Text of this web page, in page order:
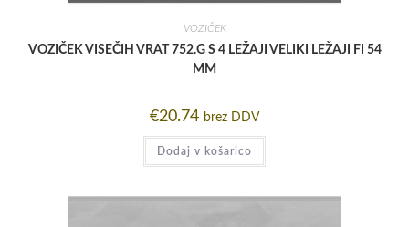
VOZIČEK
VOZIČEK VISEČIH VRAT 752.G S 4 LEŽAJI VELIKI LEŽAJI FI 54
MM
€20.74 brez DDV
Dodaj v košarico